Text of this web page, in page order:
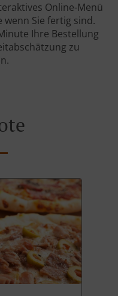
Online-Menü
wenn Sie fertig sind.
Ihre Bestellung
zu